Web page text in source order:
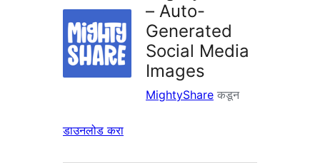
– Auto-
Generated
Social Media
Images
MightyShare कडून
डाउनलोड करा